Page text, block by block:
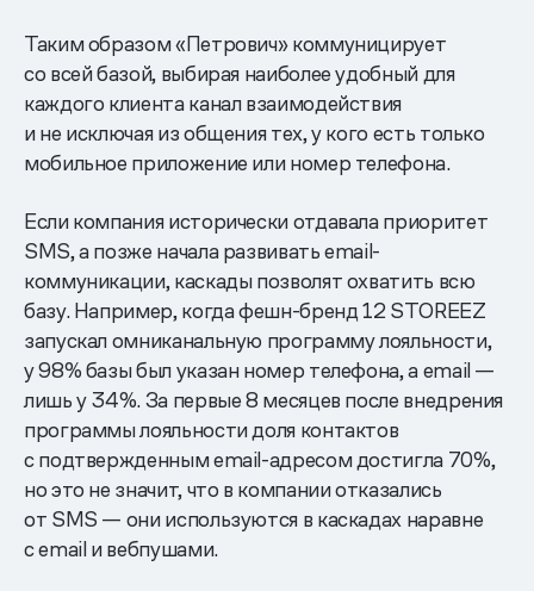
Таким образом «Петрович» коммуницирует
со всей базой, выбирая наиболее удобный для
каждого клиента канал взаимодействия
и не исключая из общения тех, у кого есть только
мобильное приложение или номер телефона.
Если компания исторически отдавала приоритет
SMS, а позже начала развивать email-
коммуникации, каскады позволят охватить всю
базу. Например, когда фешн-бренд 12 STOREEZ
запускал омниканальную программу лояльности,
у 98% базы был указан номер телефона, а email —
лишь у 34%. За первые 8 месяцев после внедрения
программы лояльности доля контактов
с подтвержденным email-адресом достигла 70%,
но это не значит, что в компании отказались
от SMS — они используются в каскадах наравне
с email и вебпушами.